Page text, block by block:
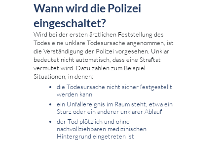
Wann wird die Polizei
eingeschaltet?
Wird bei der ersten ärztlichen Feststellung des
Todes eine unklare Todesursache angenommen, ist
die Verständigung der Polizei vorgesehen. Unklar
bedeutet nicht automatisch, dass eine Straftat
vermutet wird. Dazu zählen zum Beispiel
Situationen, in denen:
die Todesursache nicht sicher festgestellt
werden kann
ein Unfallereignis im Raum steht, etwa ein
Sturz oder ein anderer unklarer Ablauf
der Tod plötzlich und ohne
nachvollziehbaren medizinischen
Hintergrund eingetreten ist